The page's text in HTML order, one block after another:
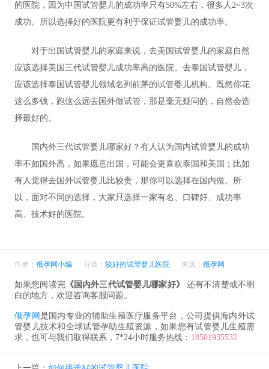
的医院，因为中国试管婴儿的成功率只有50%左右，很多人2~3次
成功。所以选择好的医院更有利于保证试管婴儿的成功率。
对于出国试管婴儿的家庭来说，去美国试管婴儿的家庭自然
应该选择美国三代试管婴儿成功率高的医院。去泰国试管婴儿，
应该选择泰国试管婴儿领域名列前茅的试管婴儿机构。既然你花
这么多钱，跑这么远去国外做试管，那是毫无疑问的，自然会选
择最好的。
国内外三代试管婴儿哪家好？有人认为国内试管婴儿的成功
率不如国外高，如果愿意出国，可能会更喜欢泰国和美国；比如
有人觉得去国外试管婴儿比较贵，那你可以选择在国内做。所
以，面对不同的选择，大家只选择一家有名、口碑好、成功率
高、技术好的医院。
作者： 俄孕网小编 分类： 较好的试管婴儿医院 来源： 俄孕网
如果您阅读完《国内外三代试管婴儿哪家好》
还有不清楚或不明
白的地方，欢迎咨询客服问题。
俄孕网 是国内专业的辅助生殖医疗服务平台，公司提供海内外试
管婴儿技术和全球试管孕助生殖资源，如果您有试管婴儿生殖需
求，也可与我们取得联系，7*24小时服务热线： 18501935532